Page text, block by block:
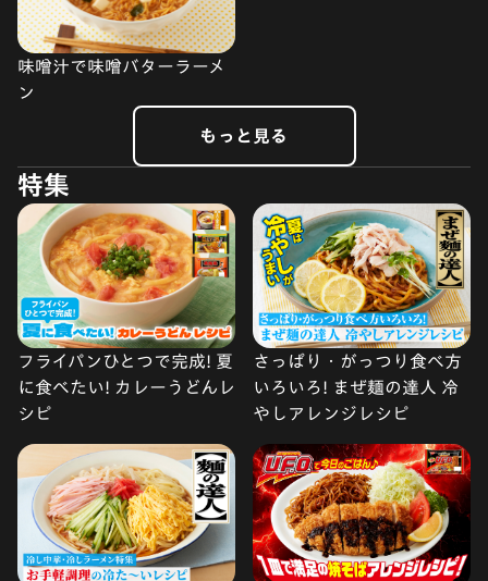
味噌汁で味噌バターラーメ
ン
もっと見る
特集
フライパンひとつで完成! 夏
に食べたい! カレーうどんレ
シピ
さっぱり・がっつり食べ方
いろいろ! まぜ麺の達人 冷
やしアレンジレシピ